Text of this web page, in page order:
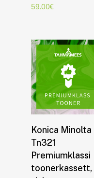
59.00€
Konica Minolta
Tn321
Premiumklassi
toonerkassett,